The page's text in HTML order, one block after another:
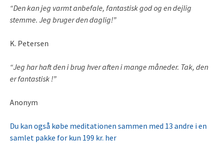
“Den kan jeg varmt anbefale, fantastisk god og en dejlig
stemme. Jeg bruger den daglig!”
K. Petersen
“Jeg har haft den i brug hver aften i mange måneder. Tak, den
er fantastisk !”
Anonym
Du kan også købe meditationen sammen med 13 andre i en
samlet pakke for kun 199 kr. her